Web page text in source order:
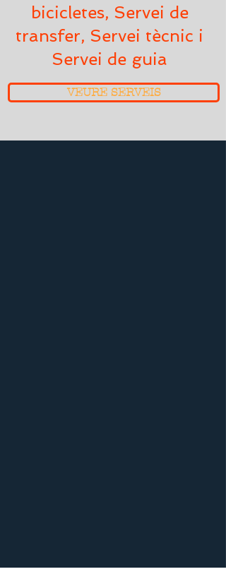
bicicletes, Servei de
transfer, Servei tècnic i
Servei de guia
VEURE SERVEIS